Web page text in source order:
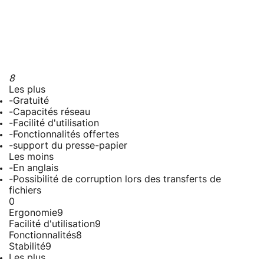
8
Les plus
-Gratuité
-Capacités réseau
-Facilité d'utilisation
-Fonctionnalités offertes
-support du presse-papier
Les moins
-En anglais
-Possibilité de corruption lors des transferts de
fichiers
0
Ergonomie9
Facilité d'utilisation9
Fonctionnalités8
Stabilité9